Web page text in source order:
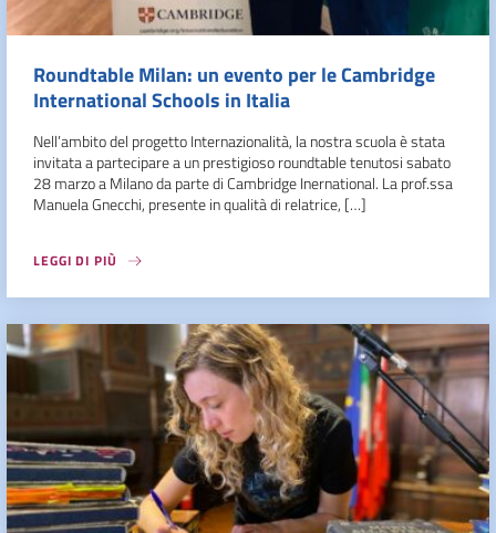
Roundtable Milan: un evento per le Cambridge
International Schools in Italia
Nell’ambito del progetto Internazionalità, la nostra scuola è stata
invitata a partecipare a un prestigioso roundtable tenutosi sabato
28 marzo a Milano da parte di Cambridge Inernational. La prof.ssa
Manuela Gnecchi, presente in qualità di relatrice, […]
LEGGI DI PIÙ